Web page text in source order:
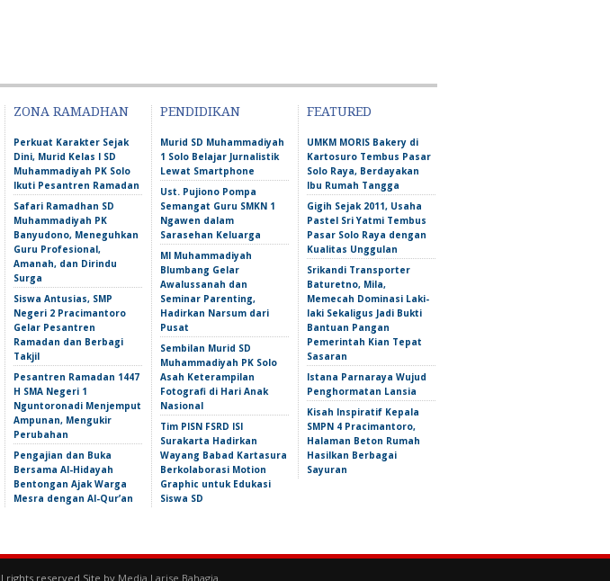
ZONA RAMADHAN
Perkuat Karakter Sejak
Dini, Murid Kelas I SD
Muhammadiyah PK Solo
Ikuti Pesantren Ramadan
Safari Ramadhan SD
Muhammadiyah PK
Banyudono, Meneguhkan
Guru Profesional,
Amanah, dan Dirindu
Surga
Siswa Antusias, SMP
Negeri 2 Pracimantoro
Gelar Pesantren
Ramadan dan Berbagi
Takjil
Pesantren Ramadan 1447
H SMA Negeri 1
Nguntoronadi Menjemput
Ampunan, Mengukir
Perubahan
Pengajian dan Buka
Bersama Al-Hidayah
Bentongan Ajak Warga
Mesra dengan Al-Qur’an
PENDIDIKAN
Murid SD Muhammadiyah
1 Solo Belajar Jurnalistik
Lewat Smartphone
Ust. Pujiono Pompa
Semangat Guru SMKN 1
Ngawen dalam
Sarasehan Keluarga
MI Muhammadiyah
Blumbang Gelar
Awalussanah dan
Seminar Parenting,
Hadirkan Narsum dari
Pusat
Sembilan Murid SD
Muhammadiyah PK Solo
Asah Keterampilan
Fotografi di Hari Anak
Nasional
Tim PISN FSRD ISI
Surakarta Hadirkan
Wayang Babad Kartasura
Berkolaborasi Motion
Graphic untuk Edukasi
Siswa SD
FEATURED
UMKM MORIS Bakery di
Kartosuro Tembus Pasar
Solo Raya, Berdayakan
Ibu Rumah Tangga
Gigih Sejak 2011, Usaha
Pastel Sri Yatmi Tembus
Pasar Solo Raya dengan
Kualitas Unggulan
Srikandi Transporter
Baturetno, Mila,
Memecah Dominasi Laki-
laki Sekaligus Jadi Bukti
Bantuan Pangan
Pemerintah Kian Tepat
Sasaran
Istana Parnaraya Wujud
Penghormatan Lansia
Kisah Inspiratif Kepala
SMPN 4 Pracimantoro,
Halaman Beton Rumah
Hasilkan Berbagai
Sayuran
rights reserved.Site by Media Larise Bahagia